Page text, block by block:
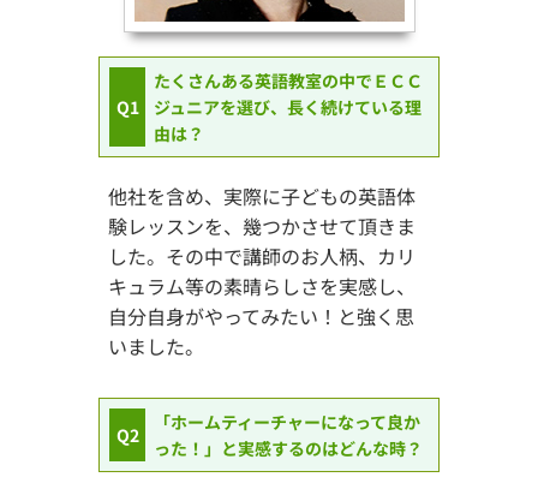
Q1
たくさんある英語教室の中でＥＣＣ
ジュニアを選び、長く続けている理
由は？
他社を含め、実際に子どもの英語体
験レッスンを、幾つかさせて頂きま
した。その中で講師のお人柄、カリ
キュラム等の素晴らしさを実感し、
自分自身がやってみたい！と強く思
いました。
Q2
「ホームティーチャーになって良か
った！」と実感するのはどんな時？